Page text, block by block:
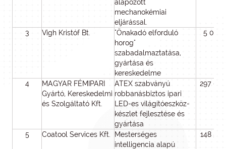
alapozott
mechanokémiai
eljárással.
3 Vigh Kristóf Bt.
"Önakadó elforduló
horog"
szabadalmaztatása,
gyártása és
kereskedelme
5 000
4
MAGYAR FÉMIPARI
Gyártó, Kereskedelmi
és Szolgáltató Kft.
ATEX szabványú
robbanásbiztos ipari
LED-es világítóeszköz-
készlet fejlesztése és
gyártása
297
5 Coatool Services Kft.
Mesterséges
intelligencia alapú
148